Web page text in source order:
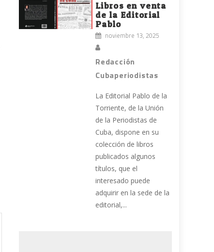
Libros en venta
de la Editorial
Pablo
noviembre 13, 2025
Redacción
Cubaperiodistas
La Editorial Pablo de la
Torriente, de la Unión
de la Periodistas de
Cuba, dispone en su
colección de libros
publicados algunos
títulos, que el
interesado puede
adquirir en la sede de la
editorial,...